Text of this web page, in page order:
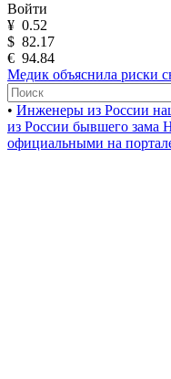
Войти
¥ 0.52
$ 82.17
€ 94.84
Медик объяснила риски
• Инженеры из России
из России бывшего зама
официальными на